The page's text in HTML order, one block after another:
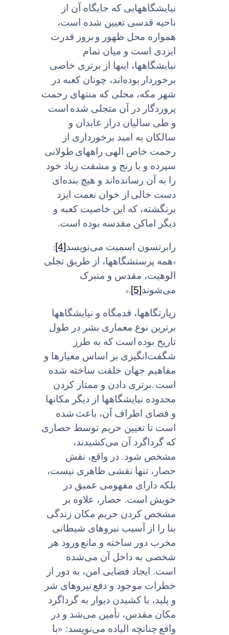
نیایشگاههایی که جایگاه آن از
ناحیه قدسى تعیین شده است،
همواره محل ظهور و بروز قدرت
ایزدى است و میان تمام
نیایشگاهها، اینها از برترى خاصى
برخوردار بوده‌اند، چونان کعبه در
شهر مکه، محلى که منتهاى رحمت
پروردگار در آن متجلى شده است
و طى سالیان دراز عابدان و
سالکان به امید برخوردارى از
رحمت خاص الهى راههاى طولانى
سپرده و با رنج و مشقت زیاد خود
را به آن رسانده‌اند و هیچ بنده‌اى
دست خالى از خوان نعمت ایزد
برنگشته، که این خاصیت کعبه و
دیگر اماکن مقدسه بوده است.
رابرتسون اسمیت می‌نویسد :[4]
«همه پرستشگاهها، از طریق تجلى
الوهیت، مقدس و متبرک
می‌شوند
».[5]
زیارتگاهها، قدمگاه و نیایشگاهها
برترین نوع معمارى بشر در طول
تاریخ بوده است که به طرز
شگفت‌انگیزی بر اساس معیارها و
مفاهیم جهان خلقت ساخته شده
است .برترى دادن و ممتاز کردن
محدوده نیایشگاهها از دیگر مکانها
و فضاى اطراف آن، باعث شده
است تا تعیین حریم توسط حصارى
که گرداگرد آن می‌کشیدند،
مشخص شود. در واقع، نقش
حصار، تنها نقشی ظاهرى نیست،
بلکه داراى مفهومى عمیق در
خویش است. حصار، علاوه بر
مشخص کردن حریم مکان زندگى
بنا را از آسیب نیروهاى شیطانى
مخرب دور ساخته و مانع ورود هر
شخصى به داخل آن می‌شده
است. ایجاد فضایى امن، به دور از
خطرات موجود و دفع نیروهاى شر
و پلید، با کشیدن دیوار به گرداگرد
مکان مقدس، تأمین می‌شد و در
واقع چنانچه الیاده می‌نویسد: «با